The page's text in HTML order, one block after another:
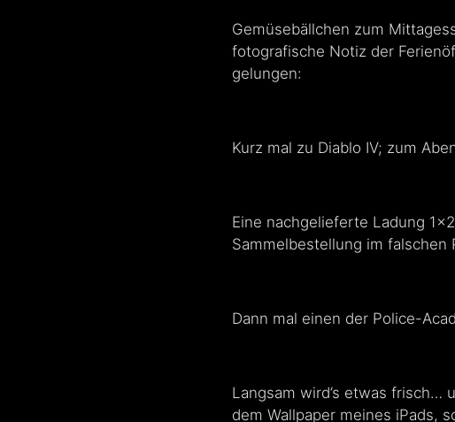
Gemüsebällchen zum
fotografische Notiz der
gelungen:
Kurz mal zu Diablo IV; zum
Eine nachgelieferte Ladung
Sammelbestellung im
Dann mal einen der Police-
Langsam wird’s etwas frisch…
dem Wallpaper meines iPads,